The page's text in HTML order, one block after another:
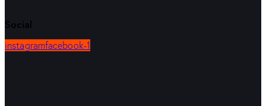
Social
instagramfacebook-1